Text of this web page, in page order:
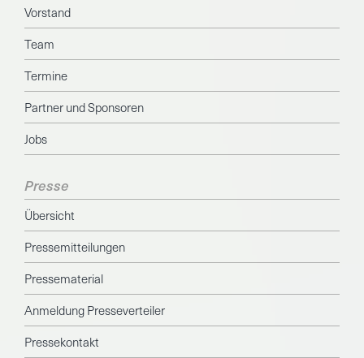
Vorstand
Team
Termine
Partner und Sponsoren
Jobs
Presse
Übersicht
Pressemitteilungen
Pressematerial
Anmeldung Presseverteiler
Pressekontakt